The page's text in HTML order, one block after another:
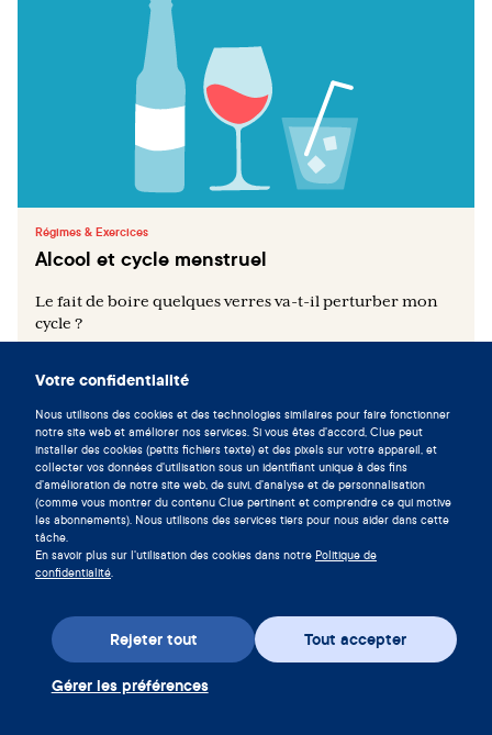
Votre confidentialité
Nous utilisons des cookies et des technologies similaires pour faire fonctionner
notre site web et améliorer nos services. Si vous êtes d'accord, Clue peut
installer des cookies (petits fichiers texte) et des pixels sur votre appareil, et
collecter vos données d'utilisation sous un identifiant unique à des fins
d'amélioration de notre site web, de suivi, d'analyse et de personnalisation
(comme vous montrer du contenu Clue pertinent et comprendre ce qui motive
les abonnements). Nous utilisons des services tiers pour nous aider dans cette
tâche.
En savoir plus sur l'utilisation des cookies dans notre Politique de
confidentialité.
Tout accepter
Rejeter tout
Gérer les préférences
Régimes & Exercices
Alcool et cycle menstruel
Le fait de boire quelques verres va-t-il perturber mon
cycle ?
Fertilité
Ovulation : questions et idées reçues